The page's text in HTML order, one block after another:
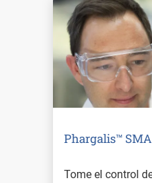
Phargalis™
Tome el control